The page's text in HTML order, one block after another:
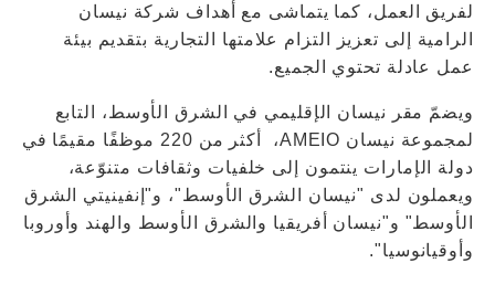
لفريق العمل، كما يتماشى مع أهداف شركة نيسان
الرامية إلى تعزيز التزام علامتها التجارية بتقديم بيئة
عمل عادلة تحتوي الجميع.
ويضمّ مقر نيسان الإقليمي في الشرق الأوسط، التابع
لمجموعة نيسان AMEIO، أكثر من 220 موظفًا مقيمًا في
دولة الإمارات ينتمون إلى خلفيات وثقافات متنوّعة،
ويعملون لدى "نيسان الشرق الأوسط"، و"إنفينيتي الشرق
الأوسط" و"نيسان أفريقيا والشرق الأوسط والهند وأوروبا
وأوقيانوسيا".